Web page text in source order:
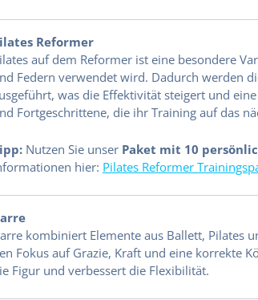
Reformer
auf dem Reformer ist eine besondere
Federn verwendet wird. Dadurch werden
was die Effektivität steigert und
Fortgeschrittene, die ihr Training auf das
Nutzen Sie unser Paket mit 10
hier: Pilates Reformer
kombiniert Elemente aus Ballett, Pilates
Fokus auf Grazie, Kraft und eine korrekte
Figur und verbessert die Flexibilität.